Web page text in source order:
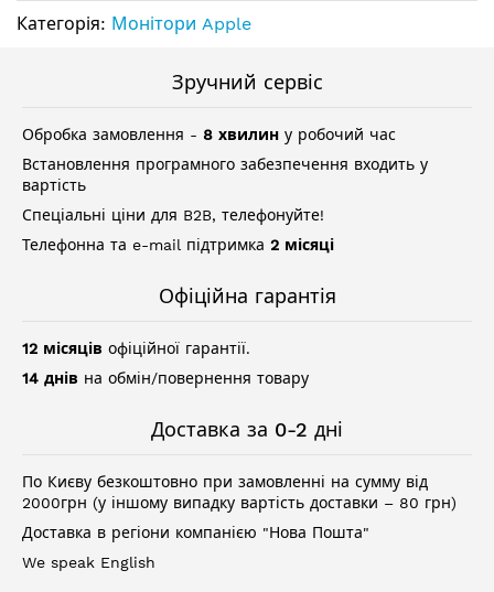
Категорія: Монітори Apple
Зручний сервіс
Обробка замовлення - 8 хвилин у робочий час
Встановлення програмного забезпечення входить у
вартість
Спеціальні ціни для B2B, телефонуйте!
Телефонна та e-mail підтримка 2 місяці
Офіційна гарантія
12 місяців офіційної гарантії.
14 днів на обмін/повернення товару
Доставка за 0-2 дні
По Києву безкоштовно при замовленні на сумму від
2000грн (у іншому випадку вартість доставки – 80 грн)
Доставка в регіони компанією "Нова Пошта"
We speak English